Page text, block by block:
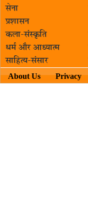
सेना
प्रशासन
कला-संस्कृति
धर्म और आध्यात्म
साहित्य-संसार
About Us Privacy